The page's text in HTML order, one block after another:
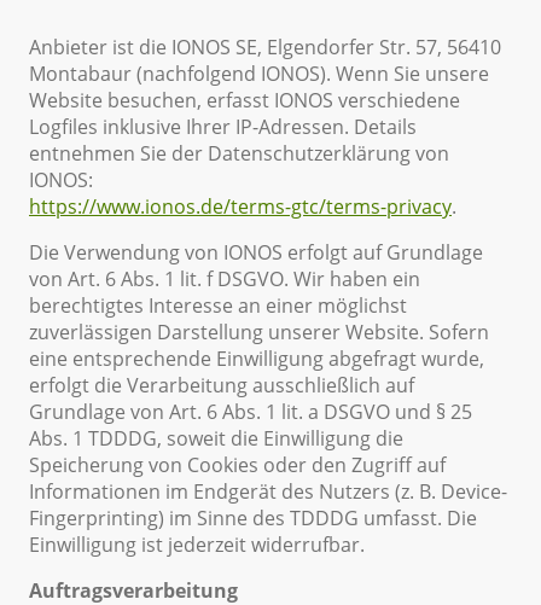
Anbieter ist die IONOS SE, Elgendorfer Str. 57, 56410
Montabaur (nachfolgend IONOS). Wenn Sie unsere
Website besuchen, erfasst IONOS verschiedene
Logfiles inklusive Ihrer IP-Adressen. Details
entnehmen Sie der Datenschutzerklärung von
IONOS:
https://www.ionos.de/terms-gtc/terms-privacy.
Die Verwendung von IONOS erfolgt auf Grundlage
von Art. 6 Abs. 1 lit. f DSGVO. Wir haben ein
berechtigtes Interesse an einer möglichst
zuverlässigen Darstellung unserer Website. Sofern
eine entsprechende Einwilligung abgefragt wurde,
erfolgt die Verarbeitung ausschließlich auf
Grundlage von Art. 6 Abs. 1 lit. a DSGVO und § 25
Abs. 1 TDDDG, soweit die Einwilligung die
Speicherung von Cookies oder den Zugriff auf
Informationen im Endgerät des Nutzers (z. B. Device-
Fingerprinting) im Sinne des TDDDG umfasst. Die
Einwilligung ist jederzeit widerrufbar.
Auftragsverarbeitung